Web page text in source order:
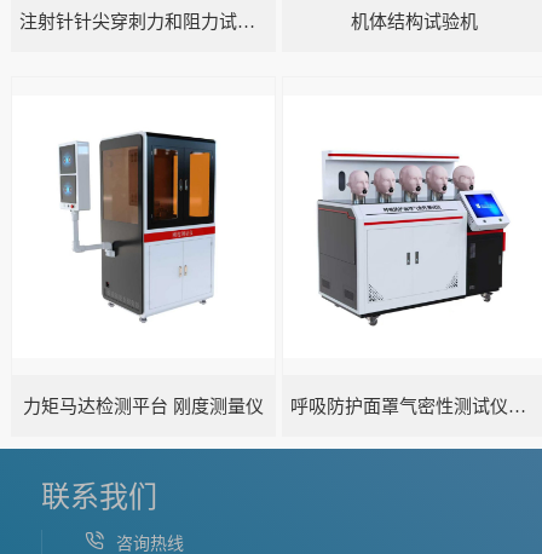
注射针针尖穿刺力和阻力试验机 机体结构试验机
力矩马达检测平台 刚度测量仪 呼吸防护面罩气密性测试仪五工位
联系我们
咨询热线